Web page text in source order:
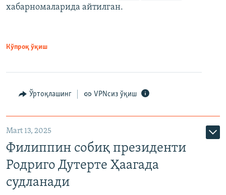
хабарномаларида айтилган.
Кўпроқ ўқиш
Ўртоқлашинг VPNсиз ўқиш
Mart 13, 2025
Филиппин собиқ президенти
Родриго Дутерте Ҳаагада
судланади